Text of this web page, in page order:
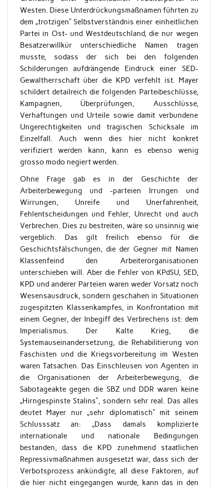
Westen. Diese Unterdrückungsmaßnamen führten zu
dem „trotzigen“ Selbstverständnis einer einheitlichen
Partei in Ost- und Westdeutschland, die nur wegen
Besatzerwillkür unterschiedliche Namen tragen
musste, sodass der sich bei den folgenden
Schilderungen aufdrängende Eindruck einer SED-
Gewaltherrschaft über die KPD verfehlt ist. Mayer
schildert detailreich die folgenden Parteibeschlüsse,
Kampagnen, Überprüfungen, Ausschlüsse,
Verhaftungen und Urteile sowie damit verbundene
Ungerechtigkeiten und tragischen Schicksale im
Einzelfall. Auch wenn dies hier nicht konkret
verifiziert werden kann, kann es ebenso wenig
grosso modo negiert werden.
Ohne Frage gab es in der Geschichte der
Arbeiterbewegung und -parteien Irrungen und
Wirrungen, Unreife und Unerfahrenheit,
Fehlentscheidungen und Fehler, Unrecht und auch
Verbrechen. Dies zu bestreiten, wäre so unsinnig wie
vergeblich. Das gilt freilich ebenso für die
Geschichtsfälschungen, die der Gegner mit Namen
Klassenfeind den Arbeiterorganisationen
unterschieben will. Aber die Fehler von KPdSU, SED,
KPD und anderer Parteien waren weder Vorsatz noch
Wesensausdruck, sondern geschahen in Situationen
zugespitzten Klassenkampfes, in Konfrontation mit
einem Gegner, der Inbegiff des Verbrechens ist: dem
Imperialismus. Der Kalte Krieg, die
Systemauseinandersetzung, die Rehabilitierung von
Faschisten und die Kriegsvorbereitung im Westen
waren Tatsachen. Das Einschleusen von Agenten in
die Organisationen der Arbeiterbewegung, die
Sabotageakte gegen die SBZ und DDR waren keine
„Hirngespinste Stalins“, sondern sehr real. Das alles
deutet Mayer nur „sehr diplomatisch“ mit seinem
Schlusssatz an: „Dass damals komplizierte
internationale und nationale Bedingungen
bestanden, dass die KPD zunehmend staatlichen
Repressivmaßnahmen ausgesetzt war, dass sich der
Verbotsprozess ankündigte, all diese Faktoren, auf
die hier nicht eingegangen wurde, kann das in den